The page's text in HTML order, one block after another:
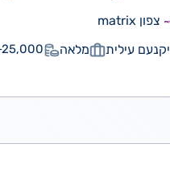
צפון matrix
יקנעם עילית
מלאה ₪